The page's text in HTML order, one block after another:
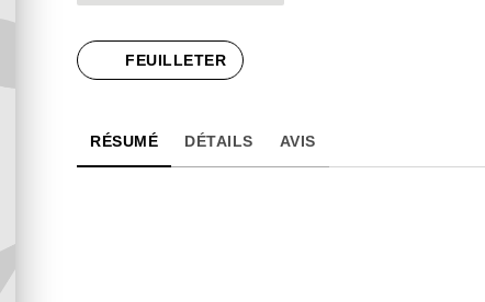
FEUILLETER
RÉSUMÉ DÉTAILS AVIS